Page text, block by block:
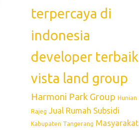
terpercaya di
indonesia
developer terbaik
vista land group
Harmoni Park Group Hunian
Rajeg Jual Rumah Subsidi
Kabupaten Tangerang Masyarakat